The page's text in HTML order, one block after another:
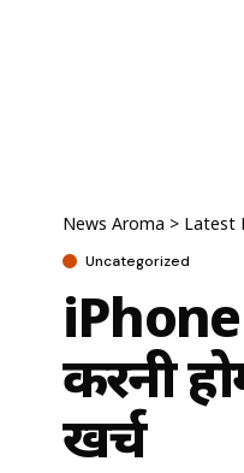
News Aroma > Latest
Uncategorized
iPhone
करनी
खर्च